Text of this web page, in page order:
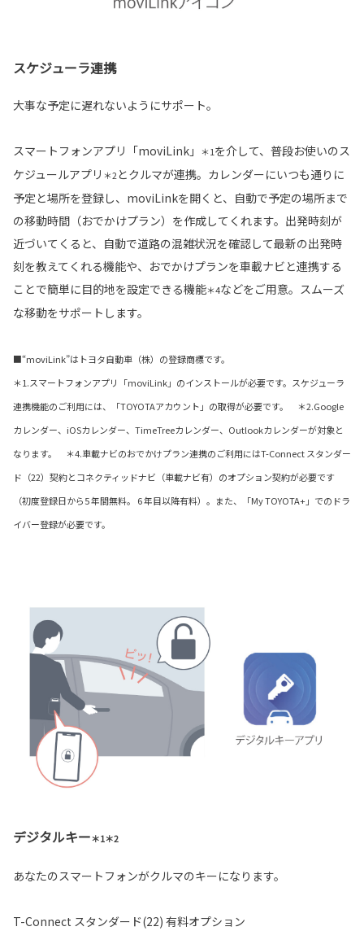
スケジューラ連携
大事な予定に遅れないようにサポート。
スマートフォンアプリ「moviLink」 ＊1を介して、普段お使いのス
ケジュールアプリ ＊2とクルマが連携。カレンダーにいつも通りに
予定と場所を登録し、moviLinkを開くと、自動で予定の場所まで
の移動時間（おでかけプラン）を作成してくれます。出発時刻が
近づいてくると、自動で道路の混雑状況を確認して最新の出発時
刻を教えてくれる機能や、おでかけプランを車載ナビと連携する
ことで簡単に目的地を設定できる機能＊4などをご用意。スムーズ
な移動をサポートします。
■“moviLink”はトヨタ自動車（株）の登録商標です。
＊1.スマートフォンアプリ「moviLink」のインストールが必要です。スケジューラ
連携機能のご利用には、「TOYOTAアカウント」の取得が必要です。 ＊2.Google
カレンダー、iOSカレンダー、TimeTreeカレンダー、Outlookカレンダーが対象と
なります。 ＊4.車載ナビのおでかけプラン連携のご利用にはT-Connect スタンダー
ド（22）契約とコネクティッドナビ（車載ナビ有）のオプション契約が必要です
（初度登録日から5 年間無料。 6 年目以降有料）。また、「My TOYOTA+」でのドラ
イバー登録が必要です。
デジタルキー＊1＊2
あなたのスマートフォンがクルマのキーになります。
T-Connect スタンダード(22) 有料オプション